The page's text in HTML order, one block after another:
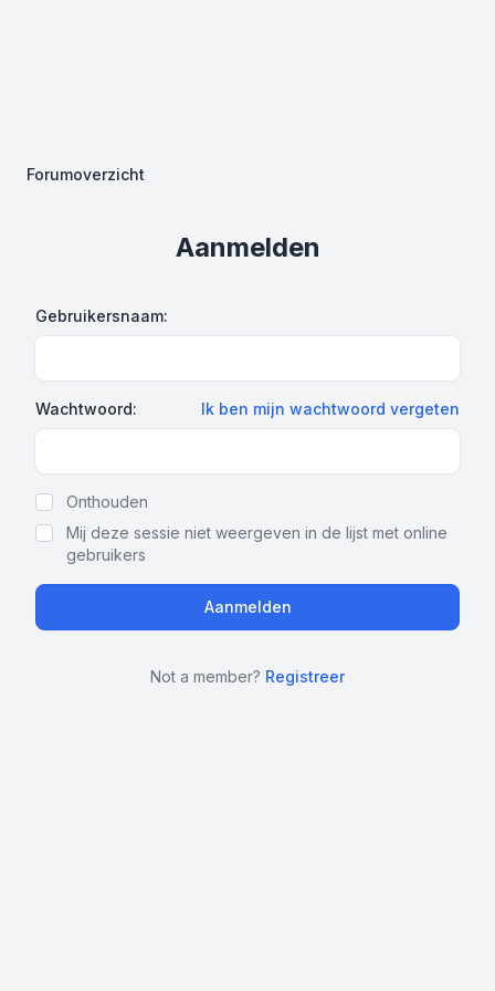
Forumoverzicht
Aanmelden
Gebruikersnaam:
Wachtwoord: Ik ben mijn wachtwoord vergeten
Onthouden
Mij deze sessie niet weergeven in de lijst met online
gebruikers
Not a member? Registreer